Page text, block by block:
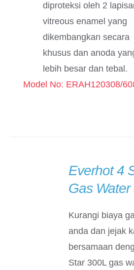
diproteksi oleh 2
vitreous enamel yang
dikembangkan secara
khusus dan anoda
lebih besar dan tebal.
Model No: ERAH120308/
Everhot 4
Gas
Kurangi biaya
anda dan jejak
bersamaan
Star 300L gas